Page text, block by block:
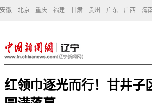
安徽 北京 重庆 福建 甘肃 贵州 广东 广西 海
红领巾逐光而行！甘井子